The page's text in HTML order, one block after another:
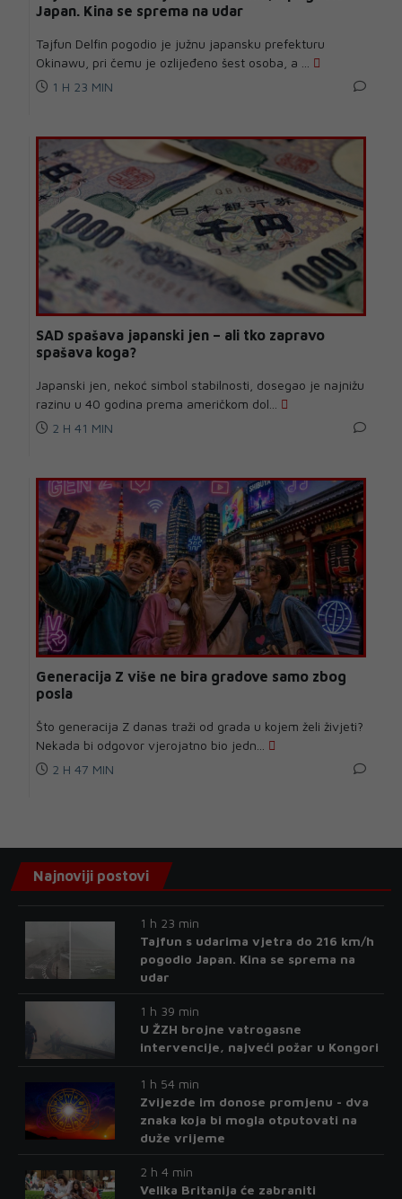
Japan. Kina se sprema na udar
Tajfun Delfin pogodio je južnu japansku prefekturu
Okinawu, pri čemu je ozlijeđeno šest osoba, a ...
1 H 23 MIN
SAD spašava japanski jen – ali tko zapravo
spašava koga?
Japanski jen, nekoć simbol stabilnosti, dosegao je najnižu
razinu u 40 godina prema američkom dol...
2 H 41 MIN
Generacija Z više ne bira gradove samo zbog
posla
Što generacija Z danas traži od grada u kojem želi živjeti?
Nekada bi odgovor vjerojatno bio jedn...
2 H 47 MIN
Najnoviji postovi
1 h 23 min
Tajfun s udarima vjetra do 216 km/h
pogodio Japan. Kina se sprema na
udar
1 h 39 min
U ŽZH brojne vatrogasne
intervencije, najveći požar u Kongori
1 h 54 min
Zvijezde im donose promjenu - dva
znaka koja bi mogla otputovati na
duže vrijeme
2 h 4 min
Velika Britanija će zabraniti